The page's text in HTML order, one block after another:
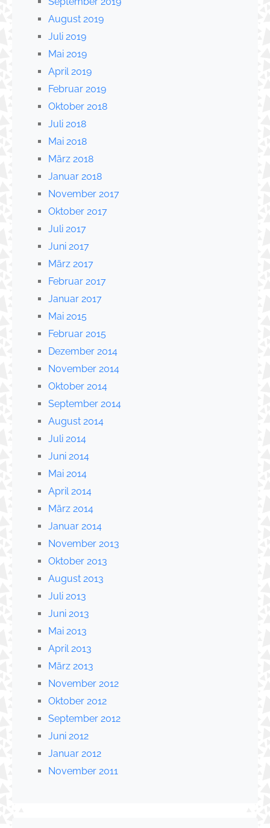
August 2019
Juli 2019
Mai 2019
April 2019
Februar 2019
Oktober 2018
Juli 2018
Mai 2018
März 2018
Januar 2018
November 2017
Oktober 2017
Juli 2017
Juni 2017
März 2017
Februar 2017
Januar 2017
Mai 2015
Februar 2015
Dezember 2014
November 2014
Oktober 2014
September 2014
August 2014
Juli 2014
Juni 2014
Mai 2014
April 2014
März 2014
Januar 2014
November 2013
Oktober 2013
August 2013
Juli 2013
Juni 2013
Mai 2013
April 2013
März 2013
November 2012
Oktober 2012
September 2012
Juni 2012
Januar 2012
November 2011